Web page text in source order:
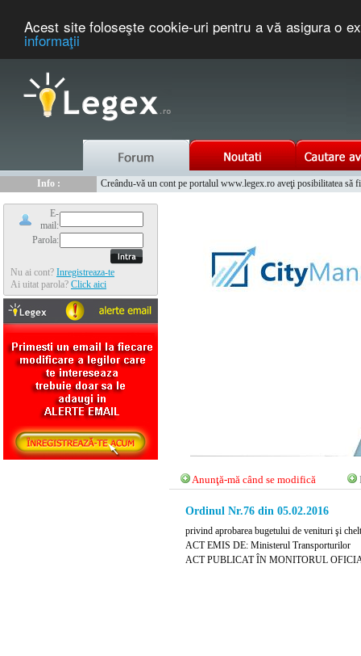
Acest site foloseşte cookie-uri pentru a vă asigura o
informaţii
Info :
Creându-vă un cont pe portalul www.legex.ro aveţi posibilitatea
Info :
www.tntauto.ro - Managementul Integrat al Parcului Auto
E-
mail:
Parola:
Nu ai cont? Inregistreaza-te
Ai uitat parola? Click aici
Anunţă-mă când se modifică
Ordinul Nr.76 din 05.02.2016
privind aprobarea bugetului de venituri şi
ACT EMIS DE: Ministerul Transporturilor
ACT PUBLICAT ÎN MONITORUL